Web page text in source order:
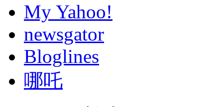
My Yahoo!
newsgator
Bloglines
哪吒